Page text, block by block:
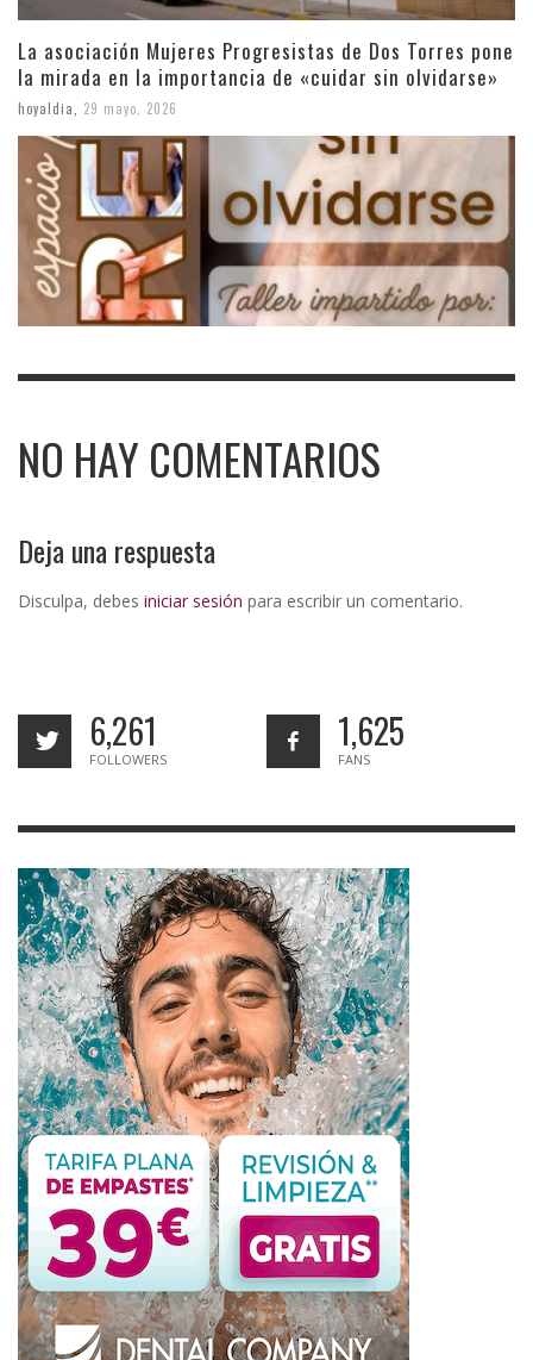
La asociación Mujeres Progresistas de Dos Torres pone
la mirada en la importancia de «cuidar sin olvidarse»
hoyaldia 29 mayo, 2026
NO HAY COMENTARIOS
Deja una respuesta
Disculpa, debes iniciar sesión para escribir un comentario.
6,261
FOLLOWERS
1,625
FANS